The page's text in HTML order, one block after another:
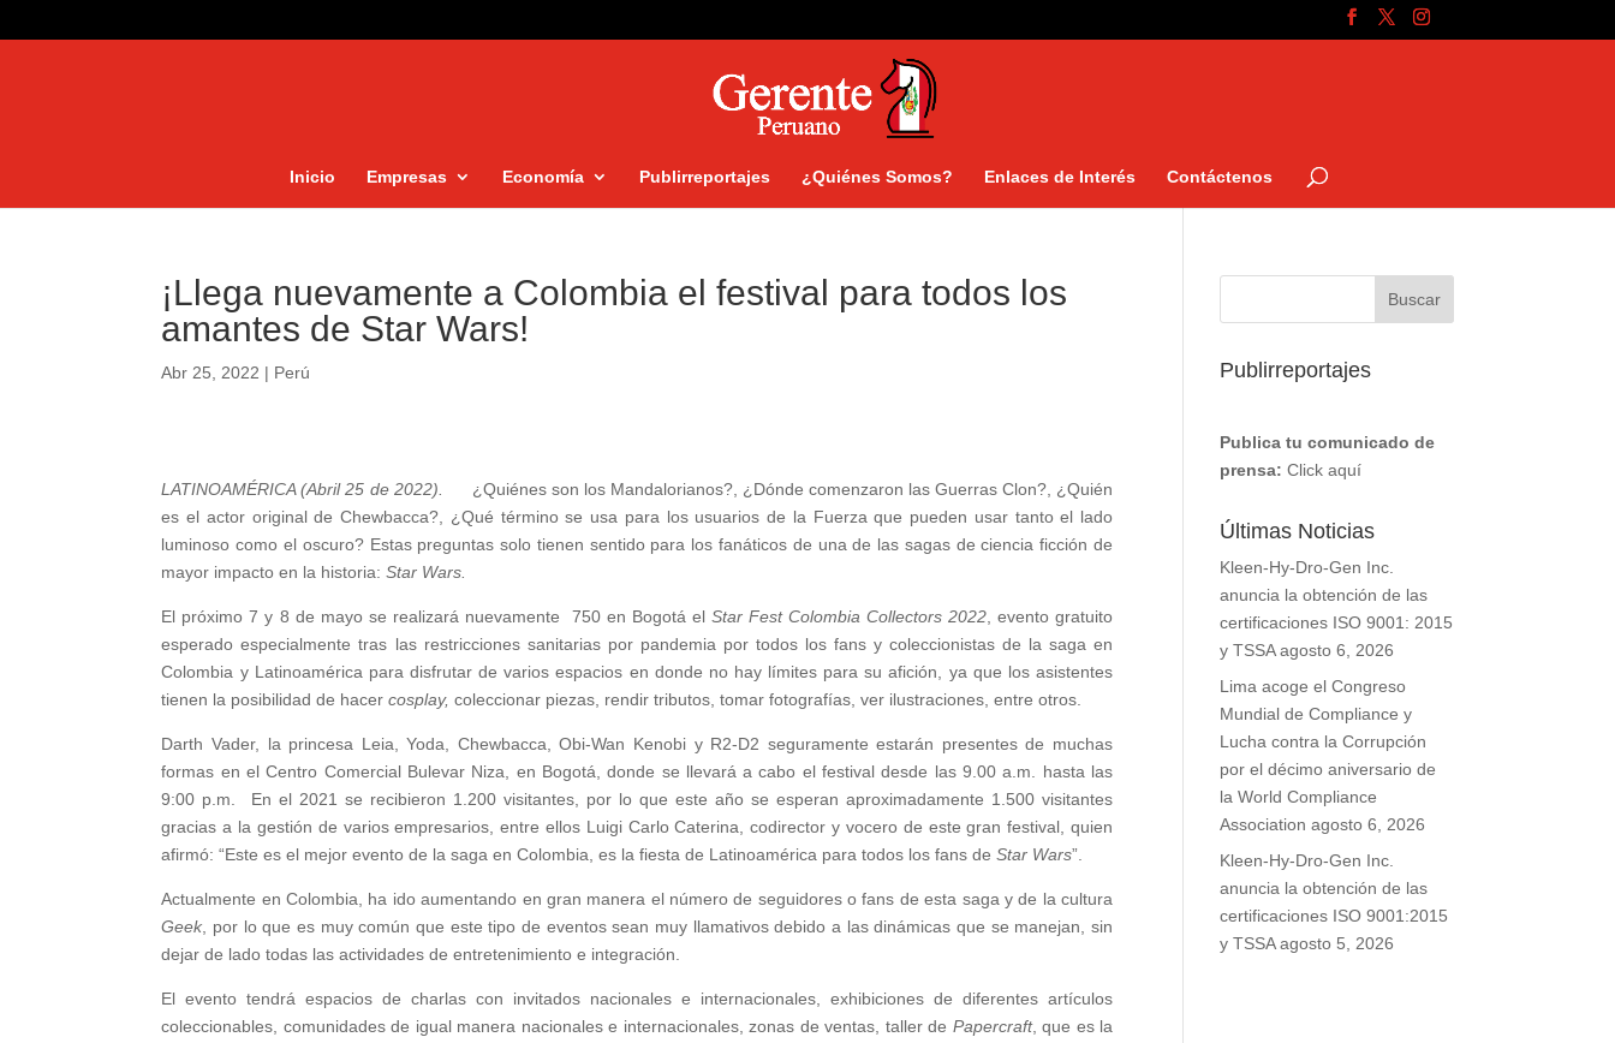
Inicio Empresas Economía Publirreportajes ¿Quiénes Somos? Enlaces de Interés Contáctenos
¡Llega nuevamente a Colombia el festival para todos los
amantes de Star Wars!
Abr 25, 2022 | Perú
LATINOAMÉRICA (Abril 25 de 2022).
¿Quiénes son los Mandalorianos?, ¿Dónde comenzaron las Guerras Clon?, ¿Quién
es el actor original de Chewbacca?, ¿Qué término se usa para los usuarios de la Fuerza que pueden usar tanto el lado
luminoso como el oscuro? Estas preguntas solo tienen sentido para los fanáticos de una de las sagas de ciencia ficción de
mayor impacto en la historia:Star Wars.
El próximo 7 y 8 de mayo se realizará nuevamente 750 en Bogotá el Star Fest Colombia Collectors 2022, evento gratuito
esperado especialmente tras las restricciones sanitarias por pandemia por todos los fans y coleccionistas de la saga en
Colombia y Latinoamérica para disfrutar de varios espacios en donde no hay límites para su afición, ya que los asistentes
tienen la posibilidad de hacercosplay, coleccionar piezas, rendir tributos, tomar fotografías, ver ilustraciones, entre otros.
Darth Vader, la princesa Leia, Yoda, Chewbacca, Obi-Wan Kenobi y R2-D2 seguramente estarán presentes de muchas
formas en el Centro Comercial Bulevar Niza, en Bogotá, donde se llevará a cabo el festival desde las 9.00 a.m. hasta las
9:00 p.m. En el 2021 se recibieron 1.200 visitantes, por lo que este año se esperan aproximadamente 1.500 visitantes
gracias a la gestión de varios empresarios, entre ellos Luigi Carlo Caterina, codirector y vocero de este gran festival, quien
afirmó: “Este es el mejor evento de la saga en Colombia, es la fiesta de Latinoamérica para todos los fans deStar Wars”.
Actualmente en Colombia, ha ido aumentando en gran manera el número de seguidores o fans de esta saga y de la cultura
Geek , por lo que es muy común que este tipo de eventos sean muy llamativos debido a las dinámicas que se manejan, sin
dejar de lado todas las actividades de entretenimiento e integración.
El evento tendrá espacios de charlas con invitados nacionales e internacionales, exhibiciones de diferentes artículos
coleccionables, comunidades de igual manera nacionales e internacionales, zonas de ventas, taller de Papercraft, que es la
Publirreportajes
Publica tu comunicado de
prensa: Click aquí
Últimas Noticias
Kleen-Hy-Dro-Gen Inc.
anuncia la obtención de las
certificaciones ISO 9001: 2015
y TSSA agosto 6, 2026
Lima acoge el Congreso
Mundial de Compliance y
Lucha contra la Corrupción
por el décimo aniversario de
la World Compliance
Association agosto 6, 2026
Kleen-Hy-Dro-Gen Inc.
anuncia la obtención de las
certificaciones ISO 9001:2015
y TSSA agosto 5, 2026